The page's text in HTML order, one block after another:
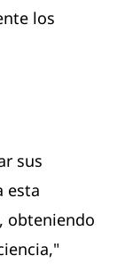
los
sus
esta
obteniendo